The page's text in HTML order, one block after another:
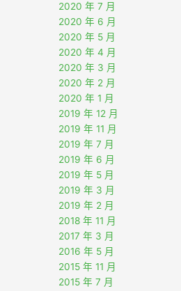
2020 年 7 月
2020 年 6 月
2020 年 5 月
2020 年 4 月
2020 年 3 月
2020 年 2 月
2020 年 1 月
2019 年 12 月
2019 年 11 月
2019 年 7 月
2019 年 6 月
2019 年 5 月
2019 年 3 月
2019 年 2 月
2018 年 11 月
2017 年 3 月
2016 年 5 月
2015 年 11 月
2015 年 7 月